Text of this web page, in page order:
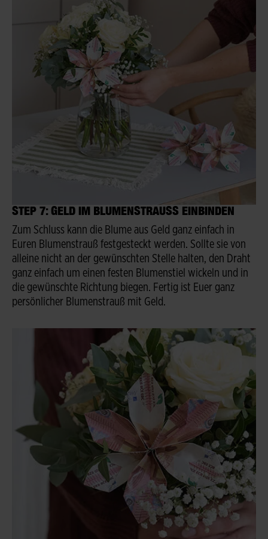
STEP 7: GELD IM BLUMENSTRAUSS EINBINDEN
Zum Schluss kann die Blume aus Geld ganz einfach in
Euren Blumenstrauß festgesteckt werden. Sollte sie von
alleine nicht an der gewünschten Stelle halten, den Draht
ganz einfach um einen festen Blumenstiel wickeln und in
die gewünschte Richtung biegen. Fertig ist Euer ganz
persönlicher Blumenstrauß mit Geld.